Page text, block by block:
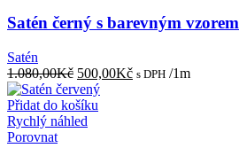
Satén černý s barevným vzorem
Satén
1.080,00Kč Původní
cena
byla:
1.080,00Kč.
500,00KčAktuální
s DPH /1m
Přidat do košíku
Rychlý náhled
Porovnat